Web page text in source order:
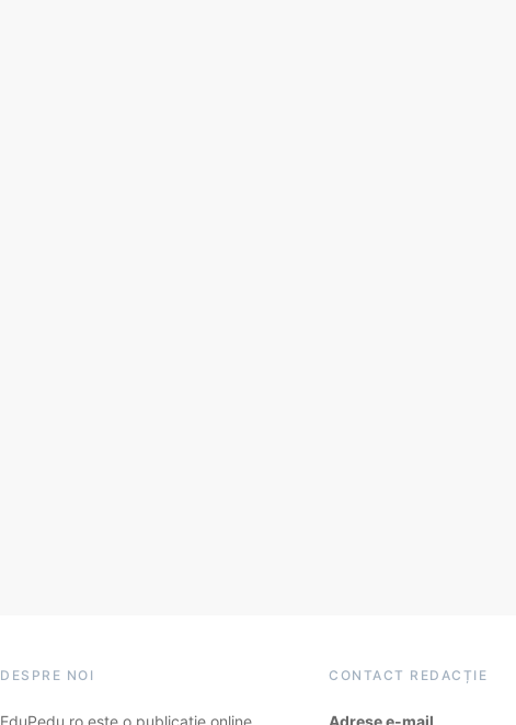
DESPRE NOI
EduPedu.ro este o publicație online
CONTACT REDACȚIE
Adrese e-mail